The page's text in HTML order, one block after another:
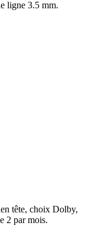
ligne 3.5 mm.
tête, choix Dolby,
2 par mois.